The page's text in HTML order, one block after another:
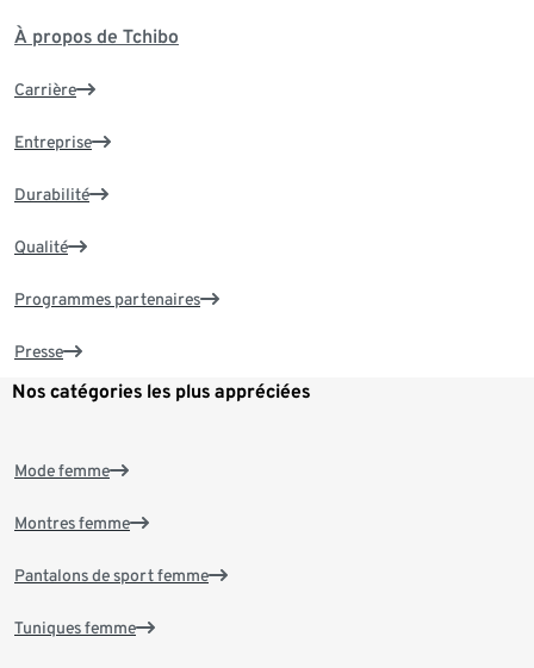
À propos de Tchibo
Carrière
Entreprise
Durabilité
Qualité
Programmes partenaires
Presse
Nos catégories les plus appréciées
Mode femme
Montres femme
Pantalons de sport femme
Tuniques femme